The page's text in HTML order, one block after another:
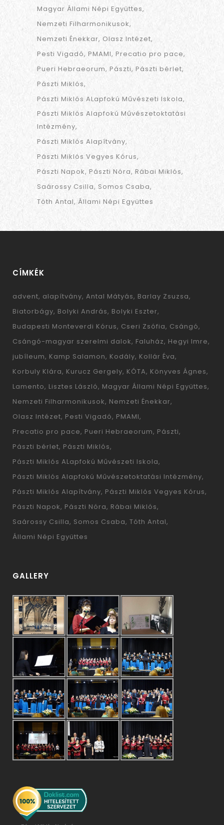
Magyar Állami Népi Együttes
Nemzeti Filharmonikusok
Nemzeti Énekkar Olasz Intézet
Pesti Vigadó PMAMI Precatio pro pace
Pueri Hebraeorum Pászti Pászti bérlet
Pászti Miklós
Pászti Miklós ALapfokú Művészeti Iskola
Pászti Miklós Alapfokú Művészetoktatási
Intézmény
Pászti Miklós Alapítvány
Pászti Miklós Vegyes Kórus
Pászti Napok Pászti Nóra Rábai Miklós
Saárossy Csilla Somos Csaba
Tóth Antal Állami Népi Együttes
CÍMKÉK
advent alapítvány Antal Mátyás Barlay Zsuzsa
Biatorbágy Bolyki András Bolyki Eszter
Budapesti Monteverdi Kórus Cseri Zsófia Csángó
Csángó-magyar szerelmi dalok Faluház Hegyi Imre
jubíleum Kamp Salamon Kodály Kollár Éva
Korbuly Klára Kurucz Gergely KÓTA Könyves Ágnes
Lamento Lisztes László Magyar Állami Népi Együttes
Nemzeti Filharmonikusok Nemzeti Énekkar
Olasz Intézet Pesti Vigadó PMAMI
Precatio pro pace Pueri Hebraeorum Pászti
Pászti bérlet Pászti Miklós
Pászti Miklós ALapfokú Művészeti Iskola
Pászti Miklós Alapfokú Művészetoktatási Intézmény
Pászti Miklós Alapítvány Pászti Miklós Vegyes Kórus
Pászti Napok Pászti Nóra Rábai Miklós
Saárossy Csilla Somos Csaba Tóth Antal
Állami Népi Együttes
GALLERY